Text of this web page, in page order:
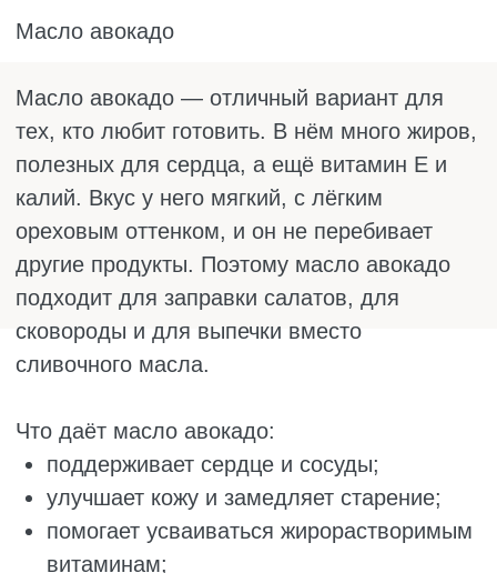
У многих возникает интерес, какое масло
выделить один вариант, так как у каждого
есть особенности. Многое зависит от того,
какую пользу хочется получить. Если нужно
поддержать мозг, сердце и гормоны, без
омега-3 никуда. Их много в льняном и
рыжиковом масле. В обычной еде этих
жиров почти нет, особенно если рыба на
столе редкость. Только не грейте их. При
высокой температуре они становятся
бесполезными. Оставьте их для салатов,
каш и холодных закусок.
Оливковое масло богато антиоксидантами,
воспаления. Это лучший выбор для
заправки салатов. Если хочется пожарить
на оливковом, берите рафинированное, оно
лучше переносит нагрев.
Для горячей сковороды и духовки идеальны
кокосовое и масло авокадо. Они не боятся
высоких температур, не окисляются и не